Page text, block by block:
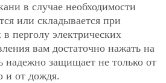
в случае необходимости
или складывается при
перголу электрических
вам достаточно нажать на
надежно защищает не только от
и от дождя.